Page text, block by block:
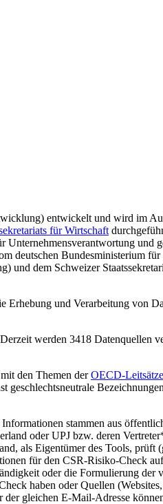
entwickelt und wird im
für Wirtschaft
Unternehmensverantwortung und
deutschen Bundesministerium
und dem Schweizer
und Verarbeitung von
werden 3418 Datenquellen
den Themen derOECD-
stammen aus
oder UPJ bzw. deren
als Eigentümer des Tools, prüft
für den CSR-Risiko-Check
oder die Formulierung der
haben oder Quellen
der gleichen E-Mail-Adresse